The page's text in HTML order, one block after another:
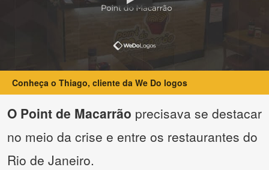
Conheça o Thiago, cliente da We Do logos
O Point de Macarrão precisava se destacar
no meio da crise e entre os restaurantes do
Rio de Janeiro.